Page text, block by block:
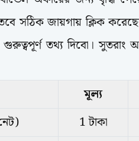
সঠিক জায়গায় ক্লিক
তথ্য দিবো।
মূল্য
1 টাকা